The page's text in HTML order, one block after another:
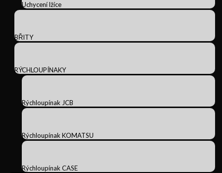
Uchycení lžíce
BŘITY
RÝCHLOUPÍNAKY
Rýchloupínak JCB
Rýchloupínak KOMATSU
Rýchloupínak CASE